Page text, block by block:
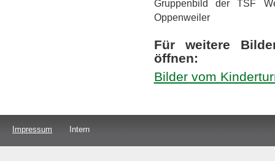
Gruppenbild der TSF
Oppenweiler
Für weitere
öffnen:
Bilder vom
Impressum Intern